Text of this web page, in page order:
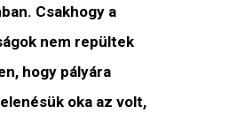
Csakhogy a
nem repültek
hogy pályára
oka az volt,